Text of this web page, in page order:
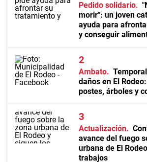
Pedido solidario
morir": un joven
ayuda para
y conseguir
Ambato
daños en El
postes, árboles y
Actualización
avance del fuego
urbana de El
trabajos